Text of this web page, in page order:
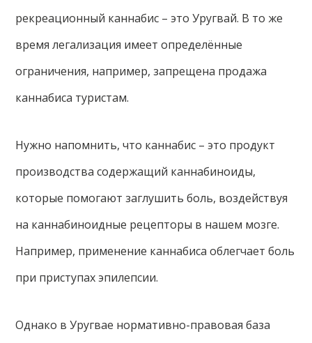
рекреационный каннабис – это Уругвай. В то же
время легализация имеет определённые
ограничения, например, запрещена продажа
каннабиса туристам.
Нужно напомнить, что каннабис – это продукт
производства содержащий каннабиноиды,
которые помогают заглушить боль, воздействуя
на каннабиноидные рецепторы в нашем мозге.
Например, применение каннабиса облегчает боль
при приступах эпилепсии.
Однако в Уругвае нормативно-правовая база